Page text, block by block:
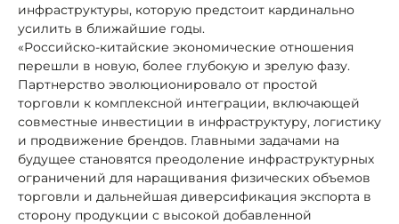
инфраструктуры, которую предстоит кардинально
усилить в ближайшие годы.
«Российско-китайские экономические отношения
перешли в новую, более глубокую и зрелую фазу.
Партнерство эволюционировало от простой
торговли к комплексной интеграции, включающей
совместные инвестиции в инфраструктуру, логистику
и продвижение брендов. Главными задачами на
будущее становятся преодоление инфраструктурных
ограничений для наращивания физических объемов
торговли и дальнейшая диверсификация экспорта в
сторону продукции с высокой добавленной